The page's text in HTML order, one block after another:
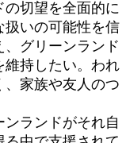
切望を全面的に
扱いの可能性を信
、グリーンランド
維持したい。われ
、家族や友人のつ
ランドがそれ自